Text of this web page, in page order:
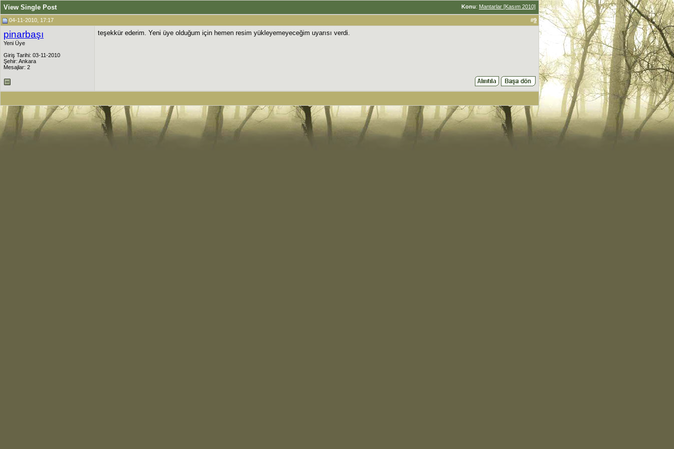
Konu: Mantarlar [Kasım 2010]
View Single Post
04-11-2010, 17:17 #9
pinarbaşı
Yeni Üye
Giriş Tarihi: 03-11-2010
Şehir: Ankara
Mesajlar: 2
teşekkür ederim. Yeni üye olduğum için hemen resim yükleyemeyeceğim uyarısı verdi.